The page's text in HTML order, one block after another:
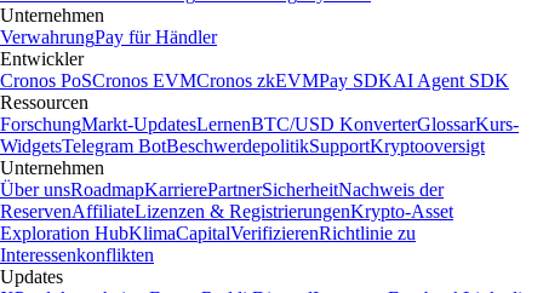
Unternehmen
VerwahrungPay für Händler
Entwickler
Cronos PoSCronos EVMCronos zkEVMPay SDKAI Agent SDK
Ressourcen
ForschungMarkt-UpdatesLernenBTC/USD KonverterGlossarKurs-
WidgetsTelegram BotBeschwerdepolitikSupportKryptooversigt
Unternehmen
Über unsRoadmapKarrierePartnerSicherheitNachweis der
ReservenAffiliateLizenzen & RegistrierungenKrypto-Asset
Exploration HubKlimaCapitalVerifizierenRichtlinie zu
Interessenkonflikten
Updates